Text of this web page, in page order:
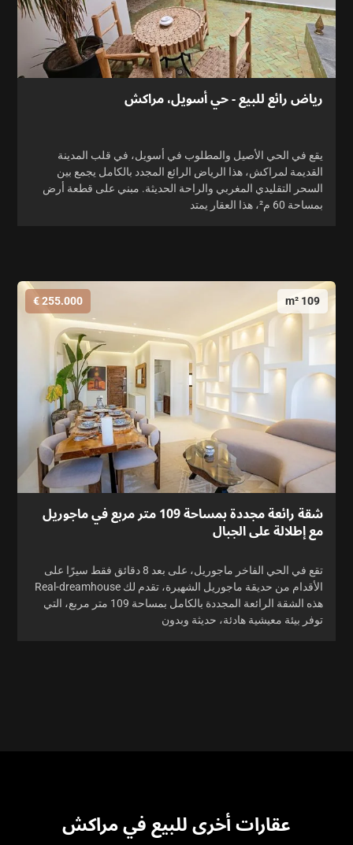
رياض رائع للبيع - حي أسويل، مراكش
يقع في الحي الأصيل والمطلوب في أسويل، في قلب المدينة
القديمة لمراكش، هذا الرياض الرائع المجدد بالكامل يجمع بين
السحر التقليدي المغربي والراحة الحديثة. مبني على قطعة أرض
بمساحة 60 م²، هذا العقار يمتد
109 m²
255.000 €
شقة رائعة مجددة بمساحة 109 متر مربع في ماجوريل
مع إطلالة على الجبال
تقع في الحي الفاخر ماجوريل، على بعد 8 دقائق فقط سيرًا على
الأقدام من حديقة ماجوريل الشهيرة، تقدم لك Real-dreamhouse
هذه الشقة الرائعة المجددة بالكامل بمساحة 109 متر مربع، التي
توفر بيئة معيشية هادئة، حديثة وبدون
عقارات أخرى للبيع في مراكش